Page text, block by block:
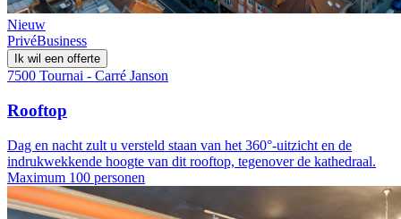
Nieuw
PrivéBusiness
Ik wil een offerte
7500 Tournai - Carré Janson
Rooftop
Dag en nacht zult u versteld staan van het 360°-uitzicht en de
indrukwekkende hoogte van dit rooftop, tegenover de kathedraal.
Maximum 100 personen